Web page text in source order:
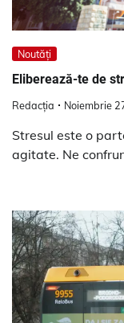
Noutăți
Eliberează-te de
Redacția Noiembrie
Stresul este o
agitate. Ne